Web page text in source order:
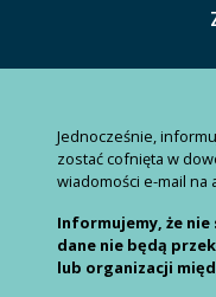
Jednocześnie,
zostać cofnięta w
wiadomości e-mail na
Informujemy, że
dane nie będą
lub organizacji